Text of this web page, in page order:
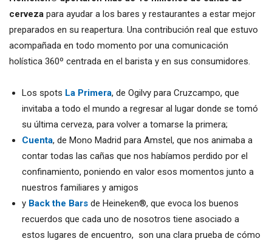
cerveza para ayudar a los bares y restaurantes a estar mejor
preparados en su reapertura. Una contribución real que estuvo
acompañada en todo momento por una comunicación
holística 360º centrada en el barista y en sus consumidores.
Los spots La Primera, de Ogilvy para Cruzcampo, que
invitaba a todo el mundo a regresar al lugar donde se tomó
su última cerveza, para volver a tomarse la primera;
Cuenta, de Mono Madrid para Amstel, que nos animaba a
contar todas las cañas que nos habíamos perdido por el
confinamiento, poniendo en valor esos momentos junto a
nuestros familiares y amigos
y Back the Bars de Heineken®, que evoca los buenos
recuerdos que cada uno de nosotros tiene asociado a
estos lugares de encuentro, son una clara prueba de cómo